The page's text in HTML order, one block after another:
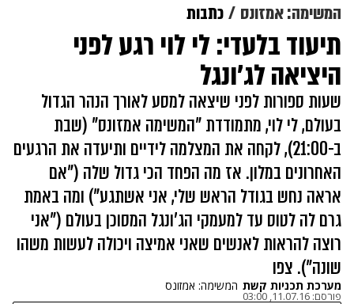
המשימה: אמזונס כתבות
תיעוד בלעדי: לי לוי רגע לפני
היציאה לג'ונגל
שעות ספורות לפני שיצאה למסע לאורך הנהר הגדול
בעולם, לי לוי, מתמודדת "המשימה אמזונס" (שבת
ב-21:00), לקחה את המצלמה לידיים ותיעדה את הרגעים
האחרונים במלון. אז מה הפחד הכי גדול שלה ("אם
אראה נחש בגודל הראש שלי, אני אשתגע") ומה באמת
גרם לה לטוס עד למעמקי הג'ונגל המסוכן בעולם ("אני
רוצה להראות לאנשים שאני אמיצה ויכולה לעשות משהו
שונה"). צפו
מערכת תכניות קשת המשימה: אמזונס
פורסם: 11.07.16, 03:00